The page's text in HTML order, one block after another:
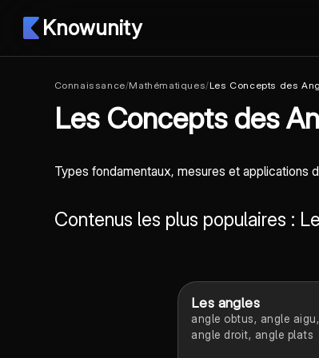
Knowunity
Connaissance/Mathématiques/Les Concepts des
Les Concepts des
Types fondamentaux, mesures et applications
Contenus les plus populaires :
Les angles
angle obtus, angle aigu,
angle droit, angle plats